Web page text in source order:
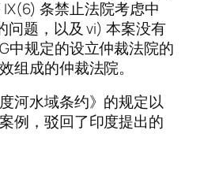
条禁止法院考虑中
问题，以及 vi) 本案没有
中规定的设立仲裁法院的
组成的仲裁法院。
河水域条约》的规定以
例，驳回了印度提出的